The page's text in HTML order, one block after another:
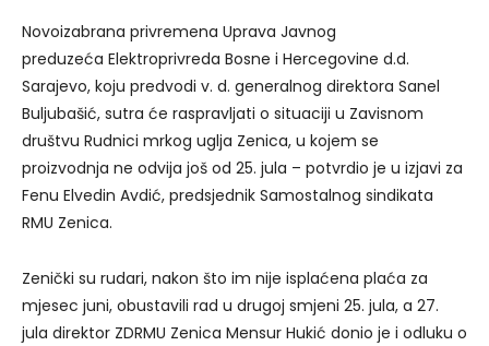
Novoizabrana privremena Uprava Javnog
preduzeća Elektroprivreda Bosne i Hercegovine d.d.
Sarajevo, koju predvodi v. d. generalnog direktora Sanel
Buljubašić, sutra će raspravljati o situaciji u Zavisnom
društvu Rudnici mrkog uglja Zenica, u kojem se
proizvodnja ne odvija još od 25. jula – potvrdio je u izjavi za
Fenu Elvedin Avdić, predsjednik Samostalnog sindikata
RMU Zenica.
Zenički su rudari, nakon što im nije isplaćena plaća za
mjesec juni, obustavili rad u drugoj smjeni 25. jula, a 27.
jula direktor ZDRMU Zenica Mensur Hukić donio je i odluku o